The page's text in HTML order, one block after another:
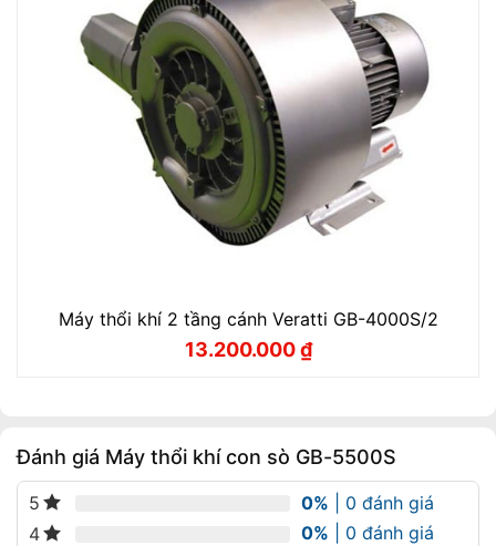
Máy thổi khí 2 tầng cánh Veratti GB-4000S/2
Giá
13.200.000₫
Giá
Đánh giá Máy thổi khí con sò GB-5500S
5 0% | 0 đánh giá
4
0% | 0 đánh giá